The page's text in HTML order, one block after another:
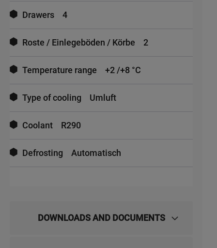
Drawers 4
Roste / Einlegeböden / Körbe 2
Temperature range +2 /+8 °C
Type of cooling Umluft
Coolant R290
Defrosting Automatisch
DOWNLOADS AND DOCUMENTS